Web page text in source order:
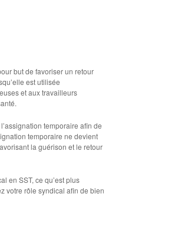
but de favoriser un retour
est utilisée
et aux travailleurs
temporaire afin de
temporaire ne devient
la guérison et le retour
en SST, ce qu’est plus
votre rôle syndical afin de bien